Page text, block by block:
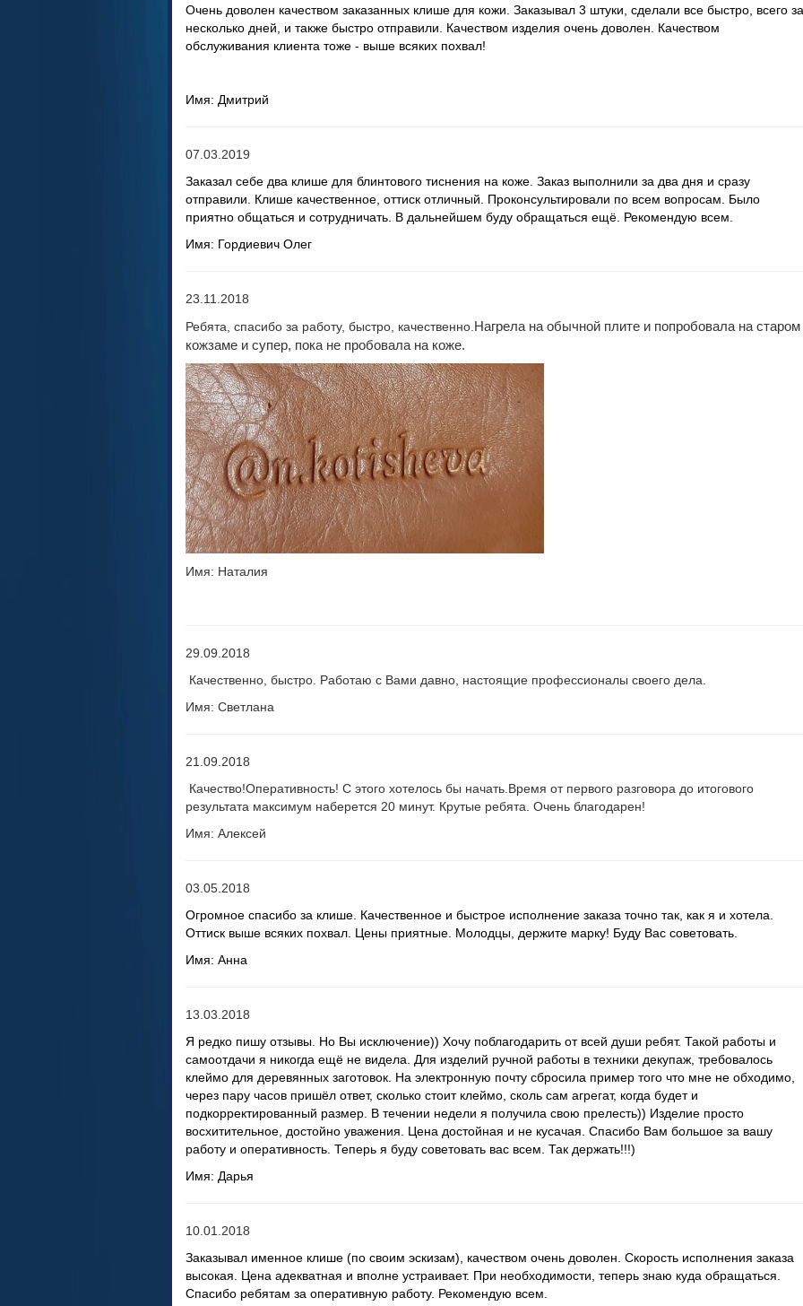
Очень доволен качеством заказанных клише для кожи. Заказывал 3 штуки, сделали все быстро, всего за
несколько дней, и также быстро отправили. Качеством изделия очень доволен. Качеством
обслуживания клиента тоже - выше всяких похвал!
Имя: Дмитрий
07.03.2019
Заказал себе два клише для блинтового тиснения на коже. Заказ выполнили за два дня и сразу
отправили. Клише качественное, оттиск отличный. Проконсультировали по всем вопросам. Было
приятно общаться и сотрудничать. В дальнейшем буду обращаться ещё. Рекомендую всем.
Имя: Гордиевич Олег
23.11.2018
Ребята, спасибо за работу, быстро, качественно. Нагрела на обычной плите и попробовала на старом
кожзаме и супер, пока не пробовала на коже.
Имя: Наталия
29.09.2018
Качественно, быстро. Работаю с Вами давно, настоящие профессионалы своего дела.
Имя: Светлана
21.09.2018
Качество!Оперативность! С этого хотелось бы начать.Время от первого разговора до итогового
результата максимум наберется 20 минут. Крутые ребята. Очень благодарен!
Имя: Алексей
03.05.2018
Огромное спасибо за клише. Качественное и быстрое исполнение заказа точно так, как я и хотела.
Оттиск выше всяких похвал. Цены приятные. Молодцы, держите марку! Буду Вас советовать.
Имя: Анна
13.03.2018
Я редко пишу отзывы. Но Вы исключение)) Хочу поблагодарить от всей души ребят. Такой работы и
самоотдачи я никогда ещё не видела. Для изделий ручной работы в техники декупаж, требовалось
клеймо для деревянных заготовок. На электронную почту сбросила пример того что мне не обходимо,
через пару часов пришёл ответ, сколько стоит клеймо, сколь сам агрегат, когда будет и
подкорректированный размер. В течении недели я получила свою прелесть)) Изделие просто
восхитительное, достойно уважения. Цена достойная и не кусачая. Спасибо Вам большое за вашу
работу и оперативность. Теперь я буду советовать вас всем. Так держать!!!)
Имя: Дарья
10.01.2018
Заказывал именное клише (по своим эскизам), качеством очень доволен. Скорость исполнения заказа
высокая. Цена адекватная и вполне устраивает. При необходимости, теперь знаю куда обращаться.
Спасибо ребятам за оперативную работу. Рекомендую всем.